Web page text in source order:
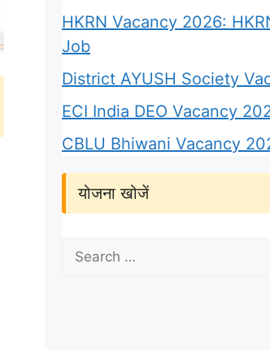
HKRN Vacancy 2026:
Job
District AYUSH Society
ECI India DEO Vacancy
CBLU Bhiwani Vacancy
योजना खोजें
Search
for: